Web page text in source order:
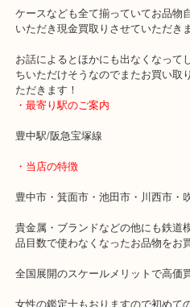
PILOT パイロット 万年筆（ PILOT
全て 文房具 豊中市
箕面の方よりPILOT パイロット
昔使っていた万年筆って売れます
いただき現金買取りさせていただ
お話によるとほかにも出なくな
ちいただけそうなのでまたお買
ただきます！
・最寄り駅のご案内